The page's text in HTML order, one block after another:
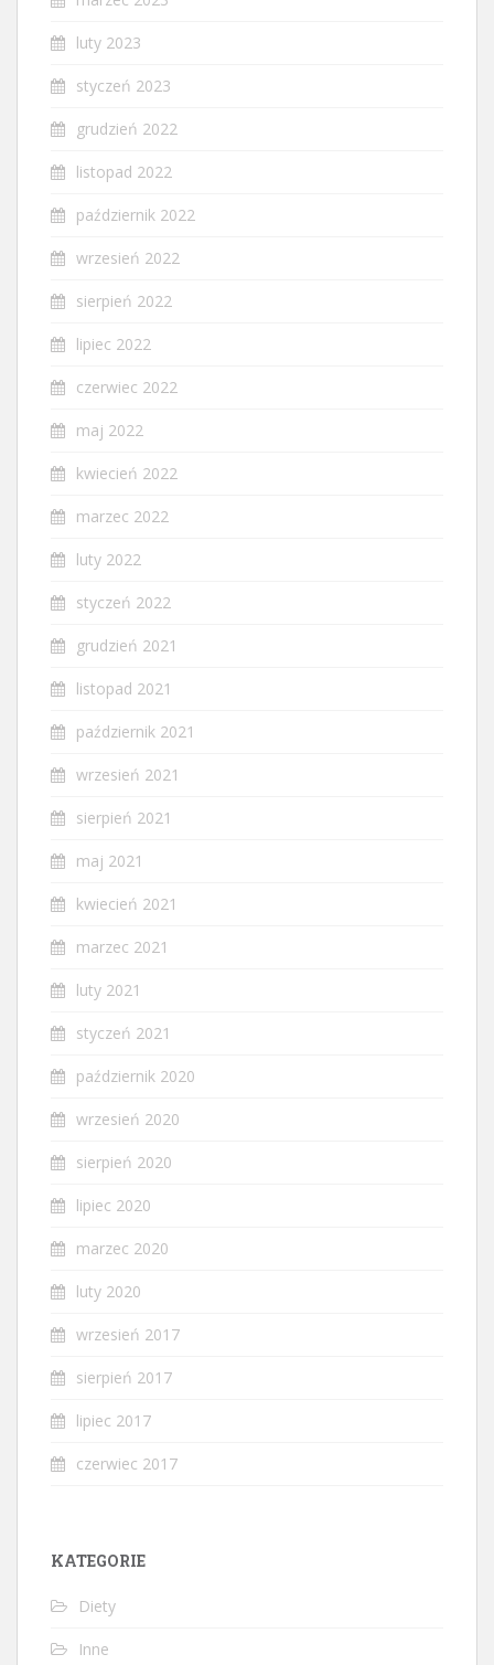
luty 2023
styczeń 2023
grudzień 2022
listopad 2022
październik 2022
wrzesień 2022
sierpień 2022
lipiec 2022
czerwiec 2022
maj 2022
kwiecień 2022
marzec 2022
luty 2022
styczeń 2022
grudzień 2021
listopad 2021
październik 2021
wrzesień 2021
sierpień 2021
maj 2021
kwiecień 2021
marzec 2021
luty 2021
styczeń 2021
październik 2020
wrzesień 2020
sierpień 2020
lipiec 2020
marzec 2020
luty 2020
wrzesień 2017
sierpień 2017
lipiec 2017
czerwiec 2017
KATEGORIE
Diety
Inne